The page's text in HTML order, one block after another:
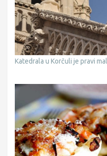
Katedrala u Korčuli je pravi